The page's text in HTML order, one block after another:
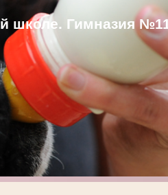
школе. Гимназия